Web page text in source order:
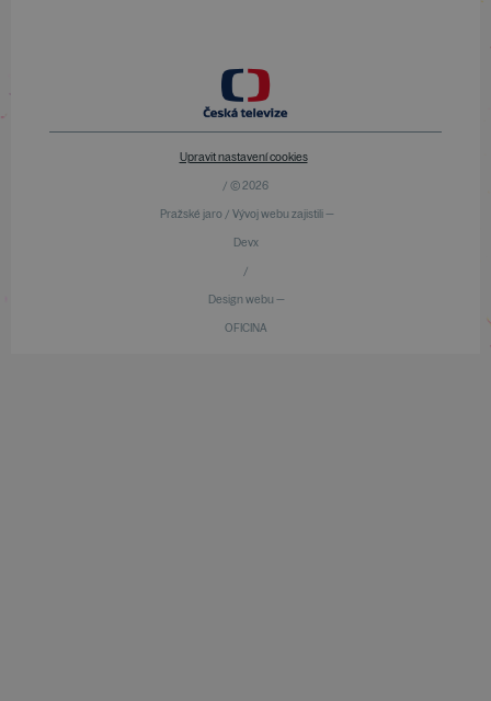
Upravit nastavení cookies
/ © 2026
Pražské jaro / Vývoj webu zajistili —
Devx
/
Design webu —
OFICINA